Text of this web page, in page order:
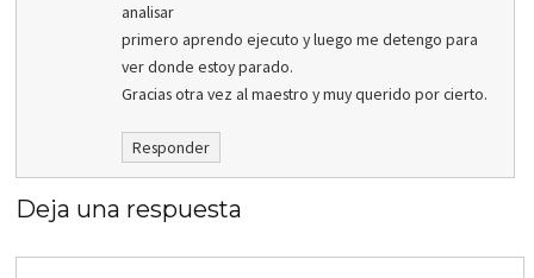
analisar
primero aprendo ejecuto y luego me detengo para
ver donde estoy parado.
Gracias otra vez al maestro y muy querido por cierto.
Responder
Deja una respuesta